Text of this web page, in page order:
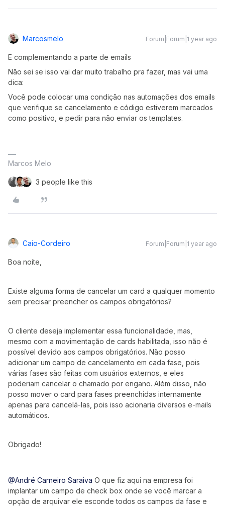
Marcosmelo Forum|Forum|1 year ago
E complementando a parte de emails
Não sei se isso vai dar muito trabalho pra fazer, mas vai uma
dica:
Você pode colocar uma condição nas automações dos emails
que verifique se cancelamento e código estiverem marcados
como positivo, e pedir para não enviar os templates.
Marcos Melo
3 people like this
Caio-Cordeiro Forum|Forum|1 year ago
Boa noite,
Existe alguma forma de cancelar um card a qualquer momento
sem precisar preencher os campos obrigatórios?
O cliente deseja implementar essa funcionalidade, mas,
mesmo com a movimentação de cards habilitada, isso não é
possível devido aos campos obrigatórios. Não posso
adicionar um campo de cancelamento em cada fase, pois
várias fases são feitas com usuários externos, e eles
poderiam cancelar o chamado por engano. Além disso, não
posso mover o card para fases preenchidas internamente
apenas para cancelá-las, pois isso acionaria diversos e-mails
automáticos.
Obrigado!
@André Carneiro Saraiva O que fiz aqui na empresa foi
implantar um campo de check box onde se você marcar a
opção de arquivar ele esconde todos os campos da fase e